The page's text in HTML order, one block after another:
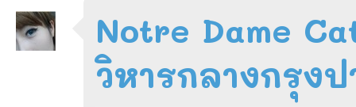
Notre Dame
วิหารกลางกรุง